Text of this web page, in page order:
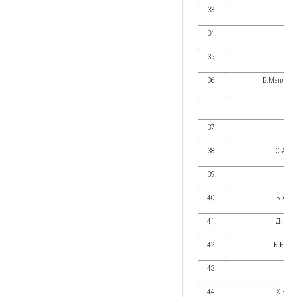
33.
34.
35.
36.
37.
38.
39.
40.
41.
42.
43.
44.